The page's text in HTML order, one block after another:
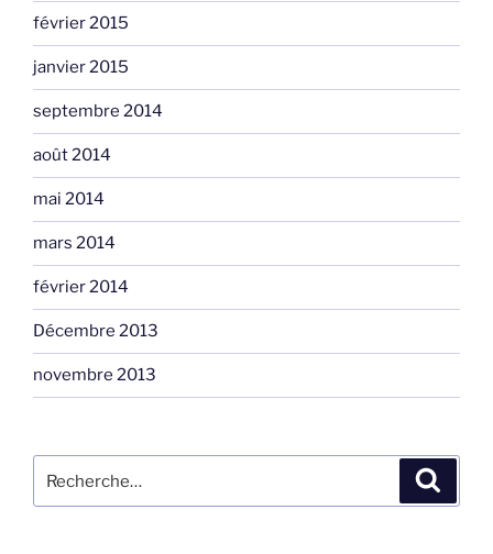
février 2015
janvier 2015
septembre 2014
août 2014
mai 2014
mars 2014
février 2014
Décembre 2013
novembre 2013